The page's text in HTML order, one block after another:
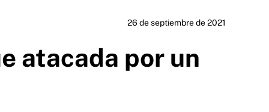
26 de septiembre de 2021
atacada por un